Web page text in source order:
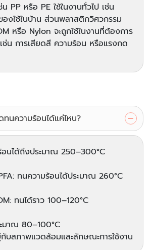
PP หรือ PE ใช้ในงานทั่วไป เช่น
งใช้ในบ้าน ส่วนพลาสติกวิศวกรรม
หรือ Nylon จะถูกใช้ในงานที่ต้องการ
ช่น การเสียดสี ความร้อน หรือแรงกด
นความร้อนได้แค่ไหน?
อนได้ถึงประมาณ 250–300°C
ทนความร้อนได้ประมาณ 260°C
ทนได้ราว 100–120°C
มาณ 80–100°C
บสภาพแวดล้อมและลักษณะการใช้งาน